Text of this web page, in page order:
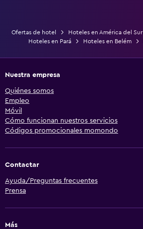
Ofertas de hotel Hoteles en América del Sur
Hoteles en Pará
Hoteles en Belém
Nuestra empresa
Quiénes somos
Empleo
Móvil
Cómo funcionan nuestros servicios
Códigos promocionales momondo
Contactar
Ayuda/Preguntas frecuentes
Prensa
Más